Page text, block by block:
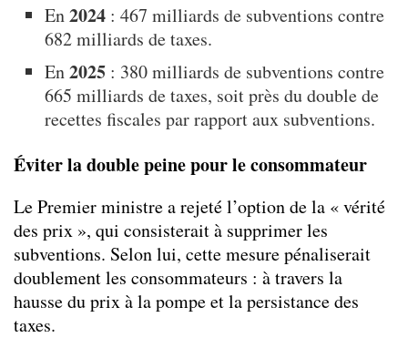
En2024 : 467 milliards de subventions contre
682 milliards de taxes.
En2025 : 380 milliards de subventions contre
665 milliards de taxes, soit près du double de
recettes fiscales par rapport aux subventions.
Éviter la double peine pour le consommateur
Le Premier ministre a rejeté l’option de la « vérité
des prix », qui consisterait à supprimer les
subventions. Selon lui, cette mesure pénaliserait
doublement les consommateurs : à travers la
hausse du prix à la pompe et la persistance des
taxes.